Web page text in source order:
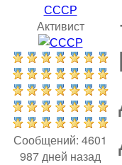
СССР
Активист
Сообщений: 4601
987 дней назад